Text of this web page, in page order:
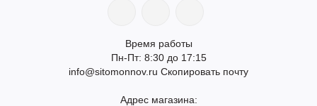
Время работы
Пн-Пт: 8:30 до 17:15
info@sitomonnov.ru Скопировать почту
Адрес магазина: